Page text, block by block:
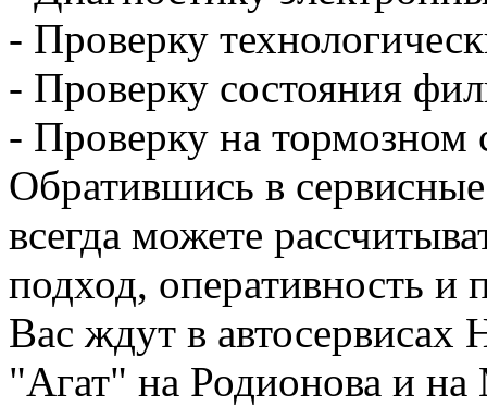
- Проверку
- Проверку состояния
- Проверку на тормозном
Обратившись в
всегда можете
подход, оперативность
Вас ждут в
"Агат" на Родионова и